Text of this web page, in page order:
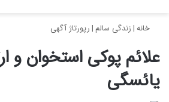
خانه|زندگی سالم |رپورتاژ آگهی
علائم پوکی استخوان و
یائسگی